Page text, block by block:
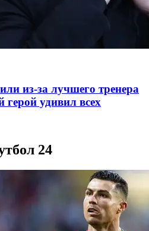
из-за лучшего тренера
герой удивил всех
24